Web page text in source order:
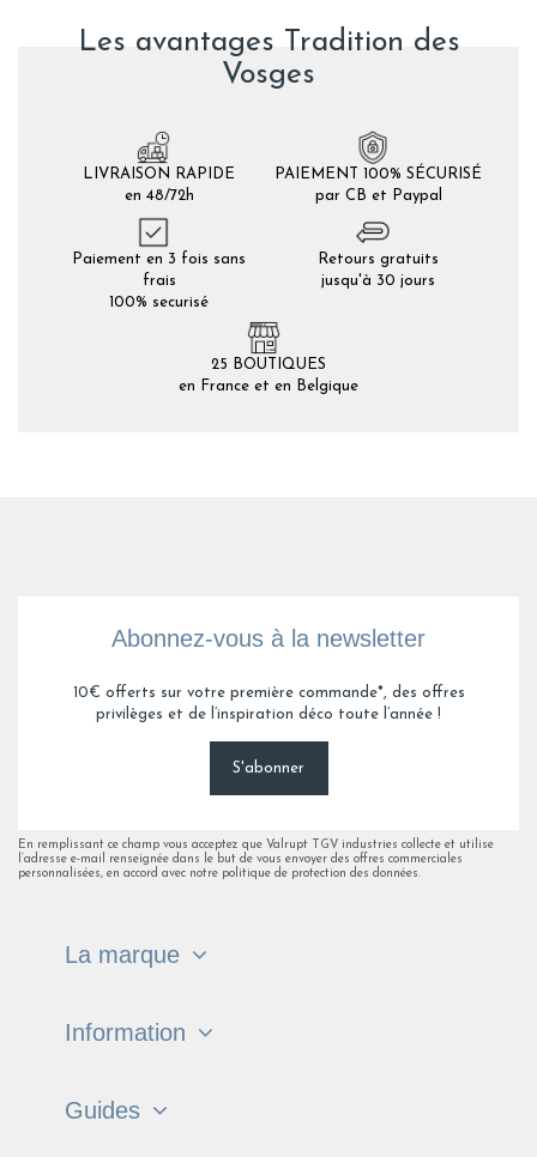
Les avantages Tradition des
Vosges
LIVRAISON RAPIDE
en 48/72h
PAIEMENT 100% SÉCURISÉ
par CB et Paypal
Paiement en 3 fois sans
frais
100% securisé
Retours gratuits
jusqu'à 30 jours
25 BOUTIQUES
en France et en Belgique
Abonnez-vous à la newsletter
10€ offerts sur votre première commande*, des offres
privilèges et de l’inspiration déco toute l’année !
S'abonner
En remplissant ce champ vous acceptez que Valrupt TGV industries collecte et utilise
l’adresse e-mail renseignée dans le but de vous envoyer des offres commerciales
personnalisées, en accord avec notre politique de protection des données.
La marque
Information
Guides